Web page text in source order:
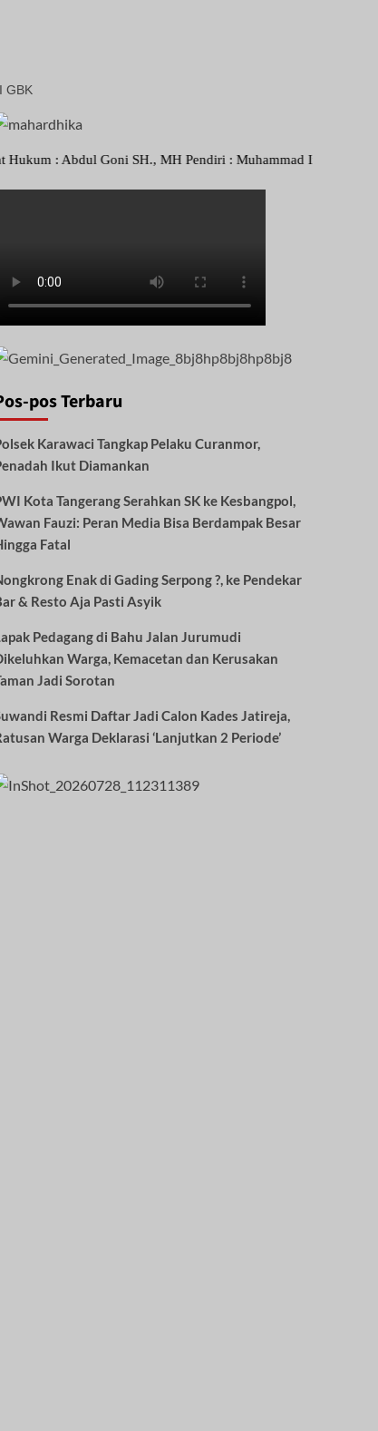
GBK
: Abdul Goni SH., MH Pendiri : Muhammad Irfansyah,
pos Terbaru
Karawaci Tangkap Pelaku Curanmor,
Ikut Diamankan
Kota Tangerang Serahkan SK ke Kesbangpol,
Fauzi: Peran Media Bisa Berdampak Besar
Fatal
Enak di Gading Serpong ?, ke Pendekar
& Resto Aja Pasti Asyik
Pedagang di Bahu Jalan Jurumudi
Warga, Kemacetan dan Kerusakan
Jadi Sorotan
Resmi Daftar Jadi Calon Kades Jatireja,
Warga Deklarasi ‘Lanjutkan 2 Periode’